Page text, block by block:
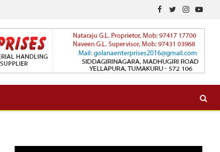
Facebook
TwitterInstagram